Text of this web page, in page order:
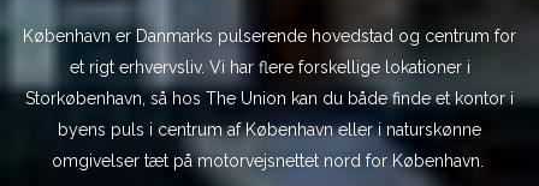
København er Danmarks pulserende hovedstad og centrum for
et rigt erhvervsliv. Vi har flere forskellige lokationer i
Storkøbenhavn, så hos The Union kan du både finde et kontor i
byens puls i centrum af København eller i naturskønne
omgivelser tæt på motorvejsnettet nord for København.